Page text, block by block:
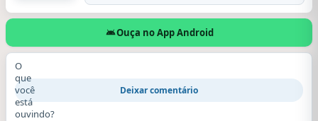
Ouça no App Android
O
que
você
está
ouvindo?
Deixar comentário